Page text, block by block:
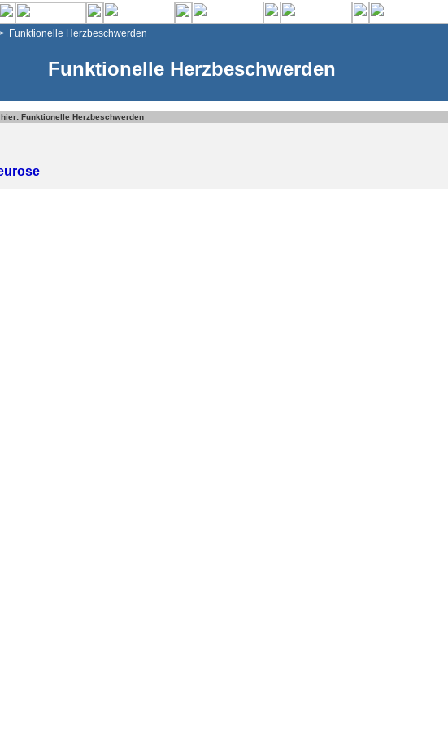
Funktionelle Herzbeschwerden
Funktionelle Herzbeschwerden
Funktionelle Herzbeschwerden